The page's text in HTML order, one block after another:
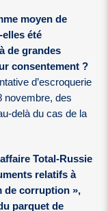
moyen de
été
de grandes
consentement ?
d’escroquerie
novembre, des
delà du cas de la
Total-Russie
relatifs à
de corruption »,
parquet de